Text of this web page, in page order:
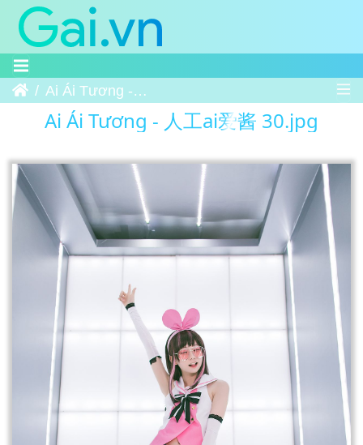
Trang chủAi Ái Tương - 人工ai爱酱 30
Ai Ái Tương - 人工ai爱酱 30.jpg